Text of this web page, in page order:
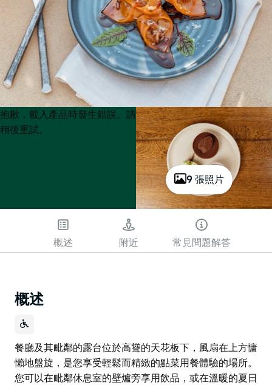
9 張照片
Product
List
Product
List
抱歉，載入產品時發生錯誤。請
稍後重試。
概述 附近 常見問題解答
概述
餐廳及其毗鄰的露台位於高聳的天花板下，風扇在上方慵
懶地盤旋，是您享受輕鬆而精緻的點菜用餐體驗的場所。
您可以在毗鄰休息室的壁爐旁享用飲品，或在溫暖的夏日